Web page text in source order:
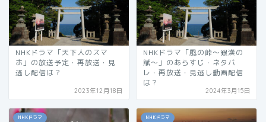
NHKドラマ「天下人のスマ
ホ」の放送予定・再放送・見
逃し配信は？
2023年12月18日
NHKドラマ「風の峠～銀漢の
賦～」のあらすじ・ネタバ
レ・再放送・見逃し動画配信
は？
2024年3月15日
NHKドラマ NHKドラマ